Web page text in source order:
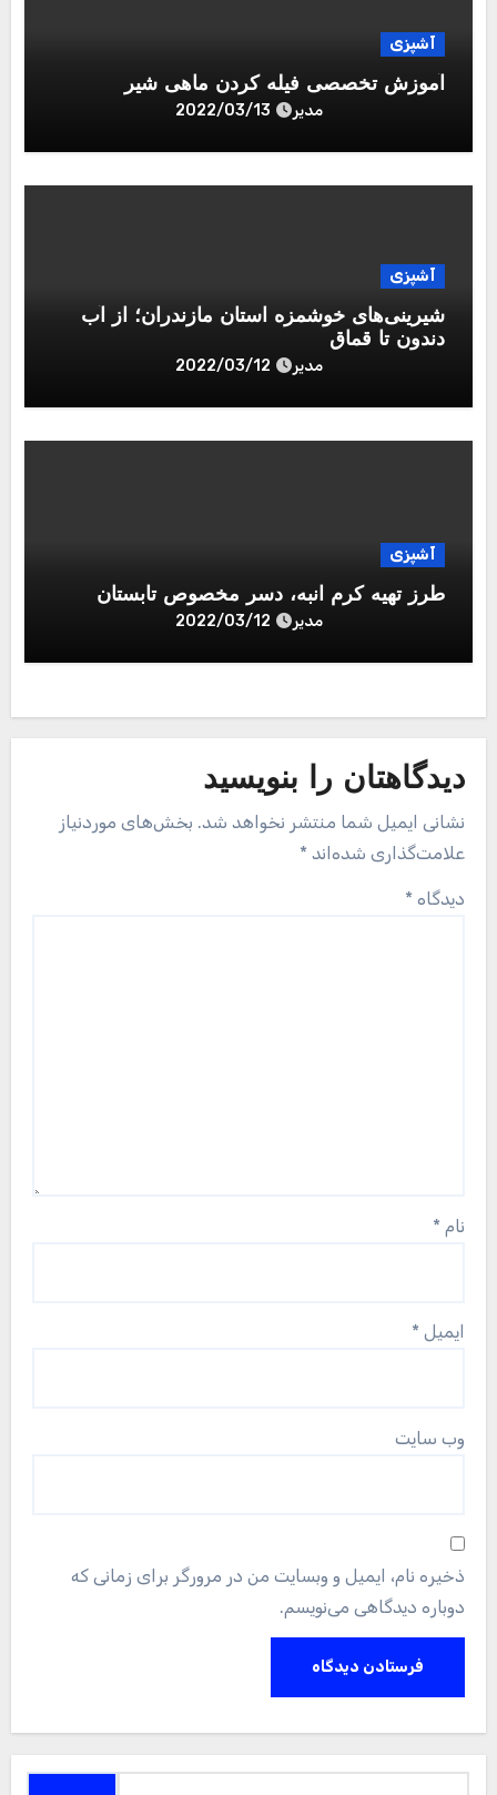
آشپزی
آموزش تخصصی فیله کردن ماهی شیر
مدیر 2022/03/13
آشپزی
شیرینی‌های خوشمزه استان مازندران؛ از آب
دندون تا قماق
مدیر 2022/03/12
آشپزی
طرز تهیه کرم انبه، دسر مخصوص تابستان
مدیر 2022/03/12
دیدگاهتان را بنویسید
نشانی ایمیل شما منتشر نخواهد شد. بخش‌های موردنیاز
علامت‌گذاری شده‌اند *
دیدگاه *
نام *
ایمیل *
وب‌ سایت
ذخیره نام، ایمیل و وبسایت من در مرورگر برای زمانی که
دوباره دیدگاهی می‌نویسم.